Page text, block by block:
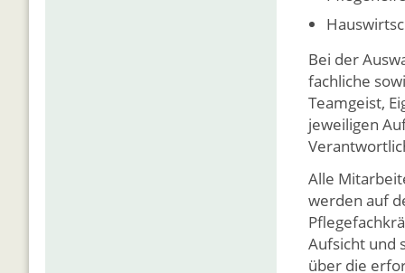
Bei der
fachliche
Teamgeist,
jeweiligen
Alle
werden auf
Aufsicht und
über die